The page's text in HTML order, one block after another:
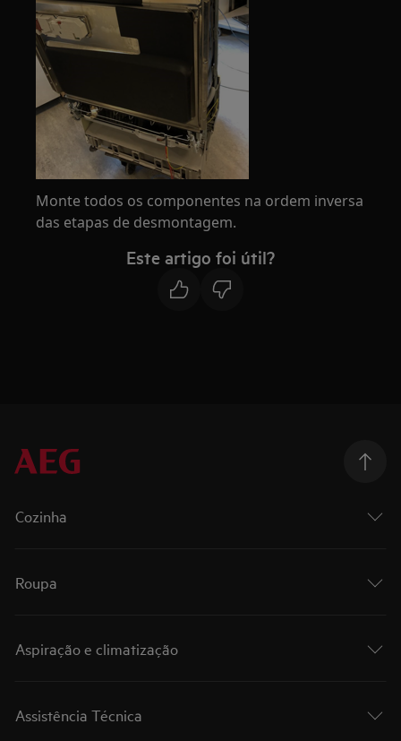
Monte todos os componentes na ordem inversa
das etapas de desmontagem.
Este artigo foi útil?
Cozinha
Roupa
Aspiração e climatização
Assistência Técnica